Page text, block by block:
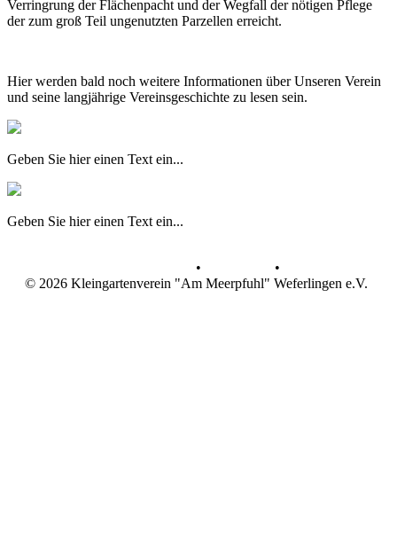
Verringrung der Flächenpacht und der Wegfall der nötigen Pflege
der zum groß Teil ungenutzten Parzellen erreicht.
Hier werden bald noch weitere Informationen über Unseren Verein
und seine langjährige Vereinsgeschichte zu lesen sein.
Geben Sie hier einen Text ein...
Geben Sie hier einen Text ein...
•
•
© 2026 Kleingartenverein "Am Meerpfuhl" Weferlingen e.V.